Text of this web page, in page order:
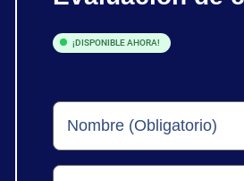
¡DISPONIBLE AHORA!